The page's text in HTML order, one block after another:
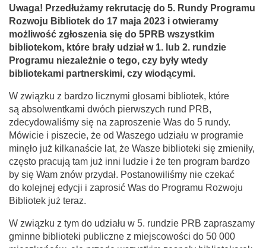
Uwaga! Przedłużamy rekrutację do 5. Rundy Programu
Rozwoju Bibliotek do 17 maja 2023 i otwieramy
możliwość zgłoszenia się do 5PRB wszystkim
bibliotekom, które brały udział w 1. lub 2. rundzie
Programu niezależnie o tego, czy były wtedy
bibliotekami partnerskimi, czy wiodącymi.
W związku z bardzo licznymi głosami bibliotek, które
są absolwentkami dwóch pierwszych rund PRB,
zdecydowaliśmy się na zaproszenie Was do 5 rundy.
Mówicie i piszecie, że od Waszego udziału w programie
minęło już kilkanaście lat, że Wasze biblioteki się zmieniły,
często pracują tam już inni ludzie i że ten program bardzo
by się Wam znów przydał. Postanowiliśmy nie czekać
do kolejnej edycji i zaprosić Was do Programu Rozwoju
Bibliotek już teraz.
W związku z tym do udziału w 5. rundzie PRB zapraszamy
gminne biblioteki publiczne z miejscowości do 50 000